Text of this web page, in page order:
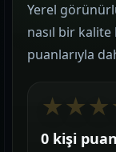
Yerel
nasıl bir
puanlarıyla
★★★
0 kişi